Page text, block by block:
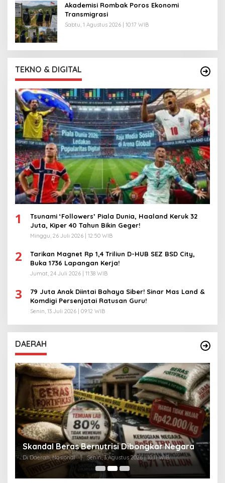
Akademisi Rombak Poros Ekonomi
Transmigrasi
Sabtu, 1 Agustus 2026 | 10:17 WIB
TEKNO & DIGITAL
1
Tsunami ‘Followers’ Piala Dunia, Haaland Keruk 32
Juta, Kiper 40 Tahun Bikin Geger!
Minggu, 26 Juli 2026 | 12:50 WIB
2
Tarikan Magnet Rp 1,4 Triliun D-HUB SEZ BSD City,
Buka 1736 Lapangan Kerja!
Jumat, 24 Juli 2026 | 11:38 WIB
3
79 Juta Anak Diintai Bahaya Siber! Sinar Mas Land &
Komdigi Persenjatai Ratusan Guru!
Senin, 13 Juli 2026 | 09:12 WIB
DAERAH
Skandal Beras Bernutrisi Dibongkar Negara
Di Daerah, Nasional | Senin, 3 Agustus 2026 | 10:11 WIB